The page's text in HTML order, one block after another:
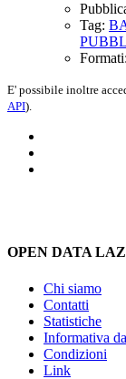
Tag:
Formati:
E' possibile inoltre
API).
OPEN DATA
Chi siamo
Contatti
Statistiche
Informativa
Condizioni
Link